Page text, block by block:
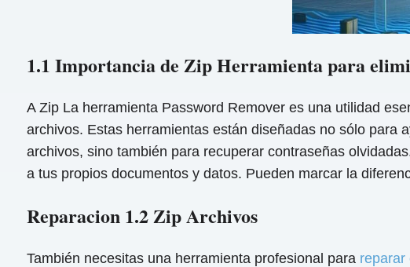
1.1 Importancia de Zip Herramienta para
A Zip La herramienta Password Remover es una utilidad
archivos. Estas herramientas están diseñadas no sólo para
archivos, sino también para recuperar contraseñas
a tus propios documentos y datos. Pueden marcar la
Reparacion 1.2 Zip Archivos
También necesitas una herramienta profesional para reparar